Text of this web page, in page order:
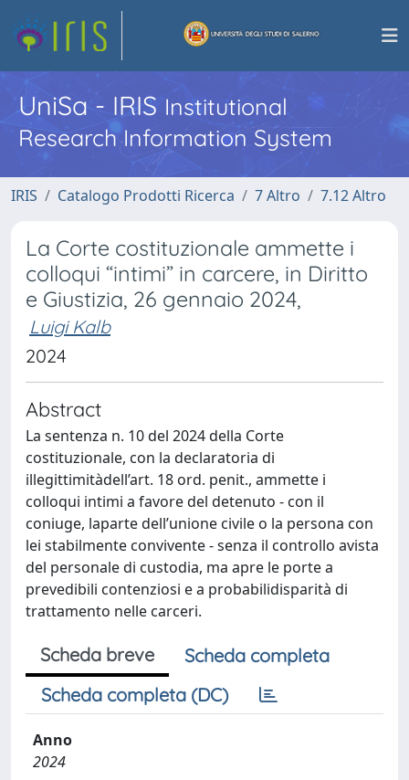
UniSa - IRISInstitutional
Research Information System
IRIS Catalogo Prodotti Ricerca 7 Altro 7.12 Altro
La Corte costituzionale ammette i
colloqui “intimi” in carcere, in Diritto
e Giustizia, 26 gennaio 2024,
Luigi Kalb
2024
Abstract
La sentenza n. 10 del 2024 della Corte
costituzionale, con la declaratoria di
illegittimitàdell’art. 18 ord. penit., ammette i
colloqui intimi a favore del detenuto - con il
coniuge, laparte dell’unione civile o la persona con
lei stabilmente convivente - senza il controllo avista
del personale di custodia, ma apre le porte a
prevedibili contenziosi e a probabilidisparità di
trattamento nelle carceri.
Scheda breve
Scheda completa
Scheda completa (DC)
Anno
2024